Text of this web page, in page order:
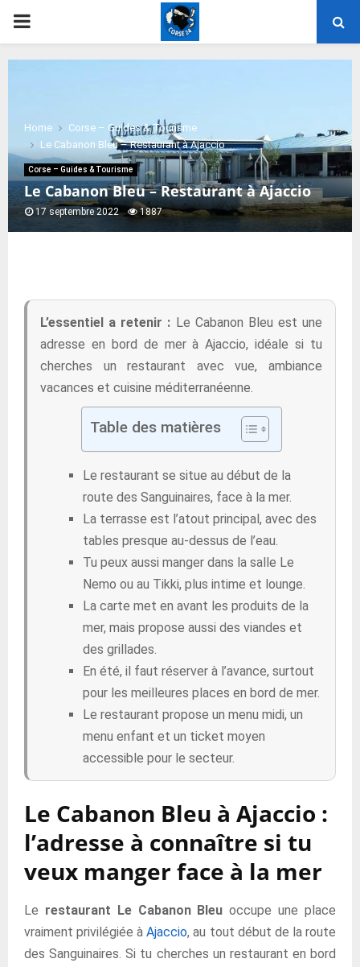
PRIMARY
MENU
Home
Corse – Guides & Tourisme
Le Cabanon Bleu – Restaurant à Ajaccio
Corse – Guides & Tourisme
Le Cabanon Bleu – Restaurant à Ajaccio
17 septembre 2022 1887
L’essentiel a retenir : Le Cabanon Bleu est une
adresse en bord de mer à Ajaccio, idéale si tu
cherches un restaurant avec vue, ambiance
vacances et cuisine méditerranéenne.
Table des matières
Le restaurant se situe au début de la
route des Sanguinaires, face à la mer.
La terrasse est l’atout principal, avec des
tables presque au-dessus de l’eau.
Tu peux aussi manger dans la salle Le
Nemo ou au Tikki, plus intime et lounge.
La carte met en avant les produits de la
mer, mais propose aussi des viandes et
des grillades.
En été, il faut réserver à l’avance, surtout
pour les meilleures places en bord de mer.
Le restaurant propose un menu midi, un
menu enfant et un ticket moyen
accessible pour le secteur.
Le Cabanon Bleu à Ajaccio :
l’adresse à connaître si tu
veux manger face à la mer
Le restaurant Le Cabanon Bleu occupe une place
vraiment privilégiée àAjaccio, au tout début de la route
des Sanguinaires. Si tu cherches un restaurant en bord